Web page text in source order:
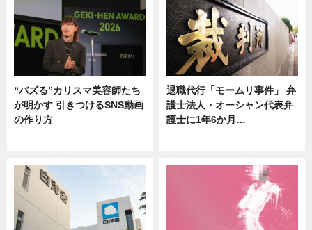
“バズる”カリスマ美容師たち
が明かす 引きつけるSNS動画
の作り方
退職代行「モームリ事件」 弁
護士法人・オーシャン代表弁
護士に1年6か月…